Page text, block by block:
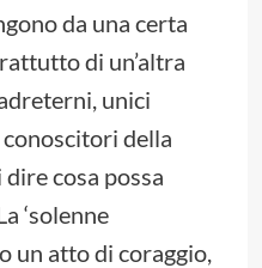
da una certa
di un’altra
unici
della
cosa possa
‘solenne
un atto di coraggio,